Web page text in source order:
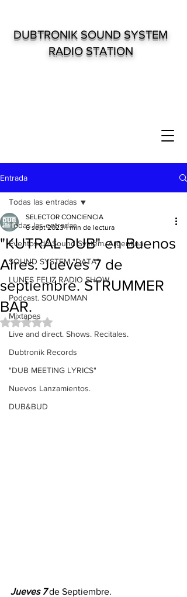
DUBTRONIK SOUND SYSTEM
RADIO STATION
Entrada
Todas las entradas
Eventos de Sound System. Argentina
SOUND SYSTEM "DATA"
LUNES FELIZ RADIO SHOW
Podcast. SOUNDMAN
Mixtapes
Live and direct. Shows. Recitales.
Dubtronik Records
"DUB MEETING LYRICS"
Nuevos Lanzamientos.
DUB&BUD
Todas las entradas
"KUTRAL DUB" en Buenos
Aires. Jueves 7 de
septiembre. STRUMMER
BAR.
SELECTOR CONCIENCIA
6 sept 2023 1 min de lectura
Obtuvo NaN de 5 estrellas.
Jueves 7 de Septiembre.